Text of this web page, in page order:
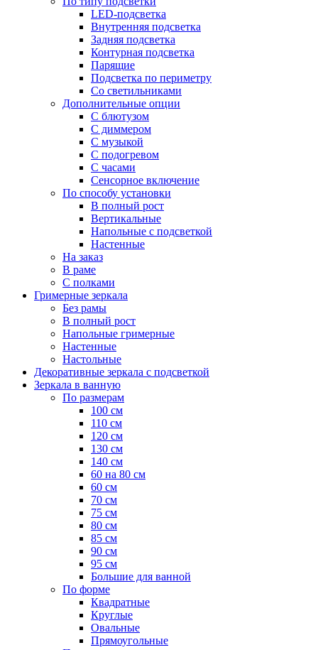
LED-подсветка
Внутренняя подсветка
Задняя подсветка
Контурная подсветка
Парящие
Подсветка по периметру
Со светильниками
Дополнительные опции
С блютузом
С диммером
С музыкой
С подогревом
С часами
Сенсорное включение
По способу установки
В полный рост
Вертикальные
Напольные с подсветкой
Настенные
На заказ
В раме
С полками
Гримерные зеркала
Без рамы
В полный рост
Напольные гримерные
Настенные
Настольные
Декоративные зеркала с подсветкой
Зеркала в ванную
По размерам
100 см
110 см
120 см
130 см
140 см
60 на 80 см
60 см
70 см
75 см
80 см
85 см
90 см
95 см
Большие для ванной
По форме
Квадратные
Круглые
Овальные
Прямоугольные